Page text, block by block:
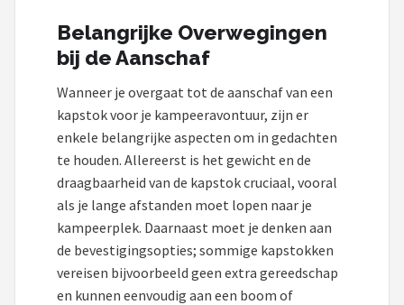
Belangrijke Overwegingen
bij de Aanschaf
Wanneer je overgaat tot de aanschaf van een
kapstok voor je kampeeravontuur, zijn er
enkele belangrijke aspecten om in gedachten
te houden. Allereerst is het gewicht en de
draagbaarheid van de kapstok cruciaal, vooral
als je lange afstanden moet lopen naar je
kampeerplek. Daarnaast moet je denken aan
de bevestigingsopties; sommige kapstokken
vereisen bijvoorbeeld geen extra gereedschap
en kunnen eenvoudig aan een boom of